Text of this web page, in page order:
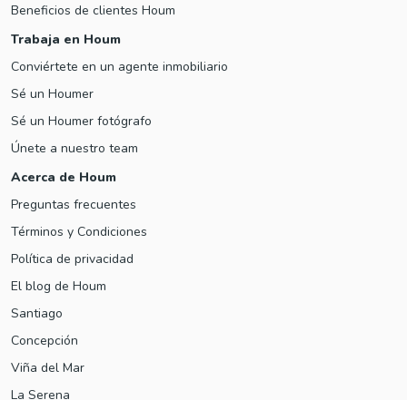
Beneficios de clientes Houm
Trabaja en Houm
Conviértete en un agente inmobiliario
Sé un Houmer
Sé un Houmer fotógrafo
Únete a nuestro team
Acerca de Houm
Preguntas frecuentes
Términos y Condiciones
Política de privacidad
El blog de Houm
Santiago
Concepción
Viña del Mar
La Serena